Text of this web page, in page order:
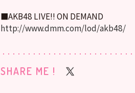
■AKB48 LIVE!! ON DEMAND
http://www.dmm.com/lod/akb48/
SHARE ME !